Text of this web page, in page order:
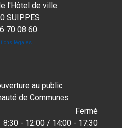
l'Hôtel de ville
SUIPPES
70 08 60
légales
au public
de Communes
Fermé
8:30 - 12:00 / 14:00 - 17:30